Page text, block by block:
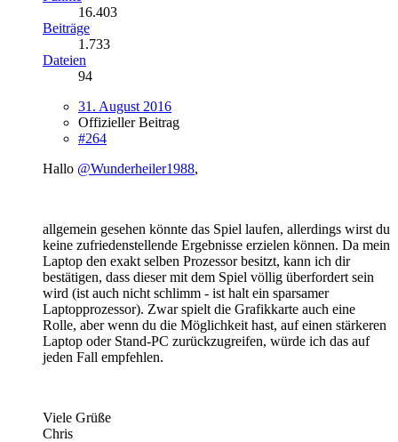
16.403
Beiträge
1.733
Dateien
94
31. August 2016
Offizieller Beitrag
#264
Hallo @Wunderheiler1988,
allgemein gesehen könnte das Spiel laufen, allerdings wirst du
keine zufriedenstellende Ergebnisse erzielen können. Da mein
Laptop den exakt selben Prozessor besitzt, kann ich dir
bestätigen, dass dieser mit dem Spiel völlig überfordert sein
wird (ist auch nicht schlimm - ist halt ein sparsamer
Laptopprozessor). Zwar spielt die Grafikkarte auch eine
Rolle, aber wenn du die Möglichkeit hast, auf einen stärkeren
Laptop oder Stand-PC zurückzugreifen, würde ich das auf
jeden Fall empfehlen.
Viele Grüße
Chris